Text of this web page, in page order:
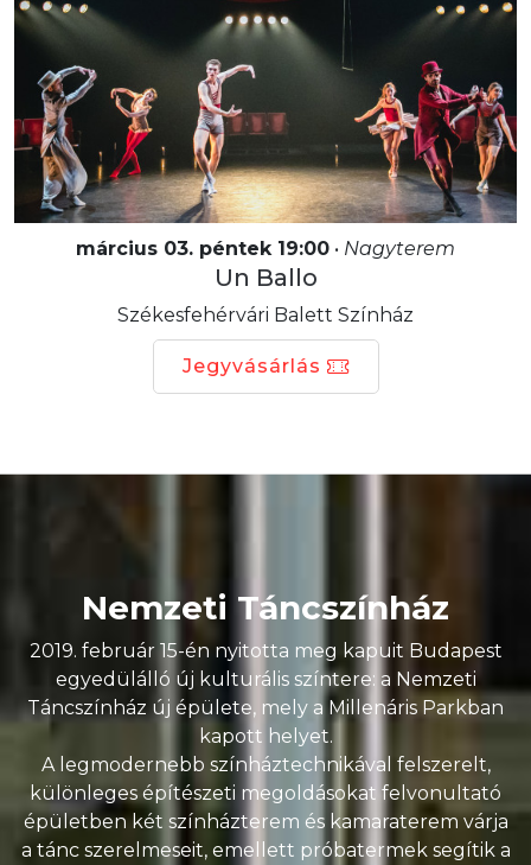
március 03. péntek 19:00 • Nagyterem
Un Ballo
Székesfehérvári Balett Színház
Jegyvásárlás
Nemzeti Táncszínház
2019. február 15-én nyitotta meg kapuit Budapest
egyedülálló új kulturális színtere: a Nemzeti
Táncszínház új épülete, mely a Millenáris Parkban
kapott helyet.
A legmodernebb színháztechnikával felszerelt,
különleges építészeti megoldásokat felvonultató
épületben két színházterem és kamaraterem várja
a tánc szerelmeseit, emellett próbatermek segítik a